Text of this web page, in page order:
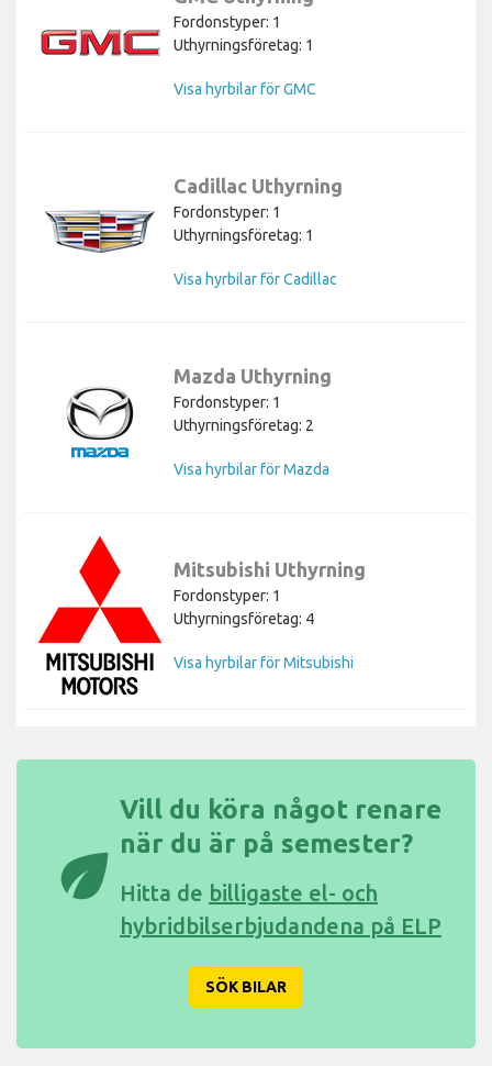
Fordonstyper: 1
Uthyrningsföretag: 1
Visa hyrbilar för GMC
Cadillac Uthyrning
Fordonstyper: 1
Uthyrningsföretag: 1
Visa hyrbilar för Cadillac
Mazda Uthyrning
Fordonstyper: 1
Uthyrningsföretag: 2
Visa hyrbilar för Mazda
Mitsubishi Uthyrning
Fordonstyper: 1
Uthyrningsföretag: 4
Visa hyrbilar för Mitsubishi
eco
Vill du köra något renare
när du är på semester?
Hitta de billigaste el- och
hybridbilserbjudandena på ELP
SÖK BILAR